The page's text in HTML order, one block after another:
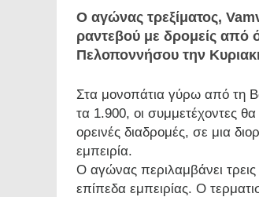
Ο αγώνας τρεξίματος,
ραντεβού με δρομείς από
Πελοποννήσου την
Στα μονοπάτια γύρω από τη
τα 1.900, οι συμμετέχοντες
ορεινές διαδρομές, σε μια
εμπειρία.
Ο αγώνας περιλαμβάνει
επίπεδα εμπειρίας. Ο